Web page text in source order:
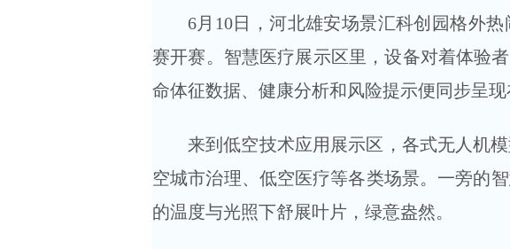
6月10日，河北雄安场景汇科创园格外
赛开赛。智慧医疗展示区里，设备对着体验
命体征数据、健康分析和风险提示便同步呈现
来到低空技术应用展示区，各式无人机
空城市治理、低空医疗等各类场景。一旁的
的温度与光照下舒展叶片，绿意盎然。